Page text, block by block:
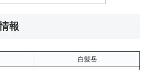
報
白髪岳